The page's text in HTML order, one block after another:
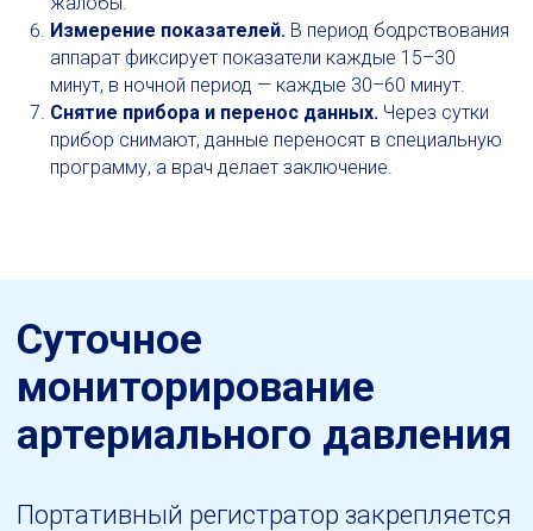
Измерение показателей. В период бодрствования
аппарат фиксирует показатели каждые 15–30
минут, в ночной период — каждые 30–60 минут.
Снятие прибора и перенос данных. Через сутки
прибор снимают, данные переносят в специальную
программу, а врач делает заключение.
Портативный регистратор.
ПОЛУЧИТЬ КОНСУЛЬТАЦИЮ